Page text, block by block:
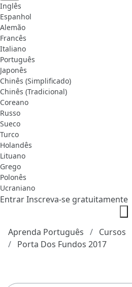
Inglês
Espanhol
Alemão
Francês
Italiano
Português
Japonês
Chinês (Simplificado)
Chinês (Tradicional)
Coreano
Russo
Sueco
Turco
Holandês
Lituano
Grego
Polonês
Ucraniano
EntrarInscreva-se gratuitamente
Aprenda Português
Cursos
Porta Dos Fundos 2017